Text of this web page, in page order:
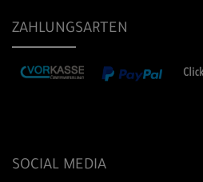
ZAHLUNGSARTEN
SOCIAL MEDIA